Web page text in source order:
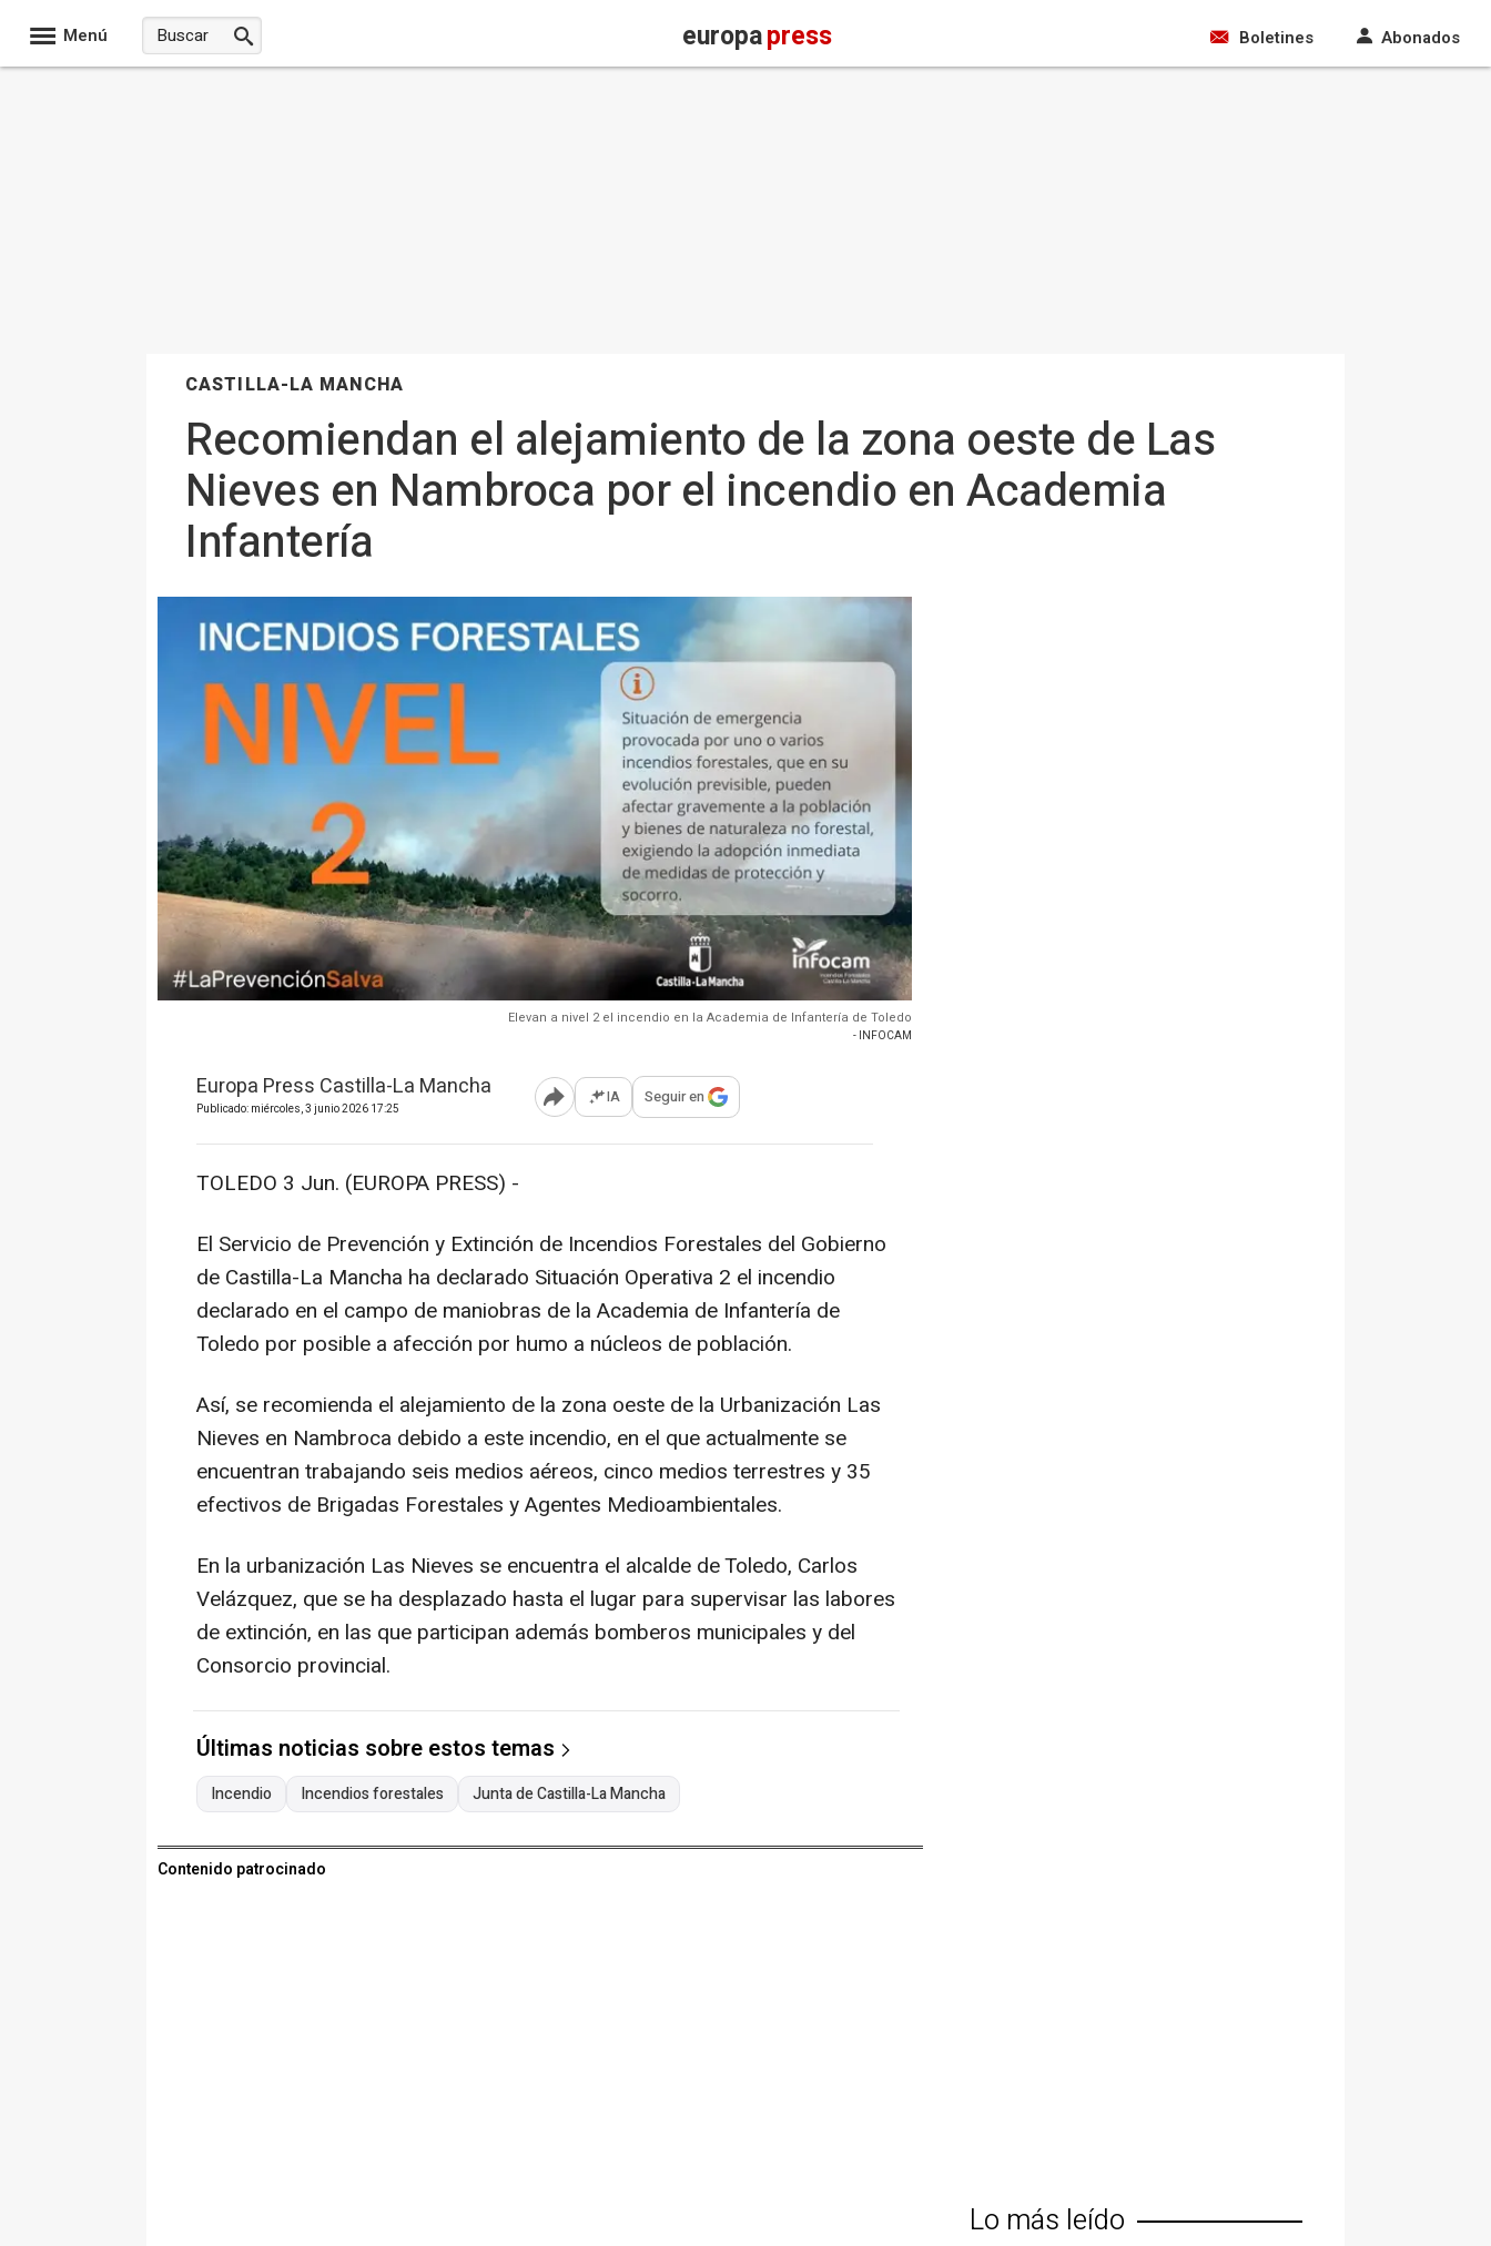
Menú europapress Boletines Abonados
CASTILLA-LA MANCHA
Recomiendan el alejamiento de la zona oeste de Las
Nieves en Nambroca por el incendio en Academia
Infantería
Elevan a nivel 2 el incendio en la Academia de Infantería de Toledo
- INFOCAM
Europa Press Castilla-La Mancha
Publicado: miércoles, 3 junio 2026 17:25 Abrir opciones para compartir
IA Seguir en
TOLEDO 3 Jun. (EUROPA PRESS) -
El Servicio de Prevención y Extinción de Incendios Forestales del Gobierno
de Castilla-La Mancha ha declarado Situación Operativa 2 el incendio
declarado en el campo de maniobras de la Academia de Infantería de
Toledo por posible a afección por humo a núcleos de población.
Así, se recomienda el alejamiento de la zona oeste de la Urbanización Las
Nieves en Nambroca debido a este incendio, en el que actualmente se
encuentran trabajando seis medios aéreos, cinco medios terrestres y 35
efectivos de Brigadas Forestales y Agentes Medioambientales.
En la urbanización Las Nieves se encuentra el alcalde de Toledo, Carlos
Velázquez, que se ha desplazado hasta el lugar para supervisar las labores
de extinción, en las que participan además bomberos municipales y del
Consorcio provincial.
Últimas noticias sobre estos temas
Incendio Incendios forestales Junta de Castilla-La Mancha
Contenido patrocinado
Lo más leído